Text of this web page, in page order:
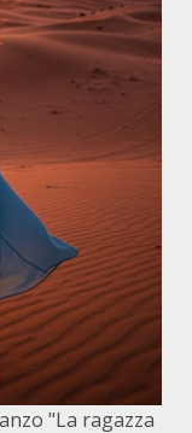
"La ragazza